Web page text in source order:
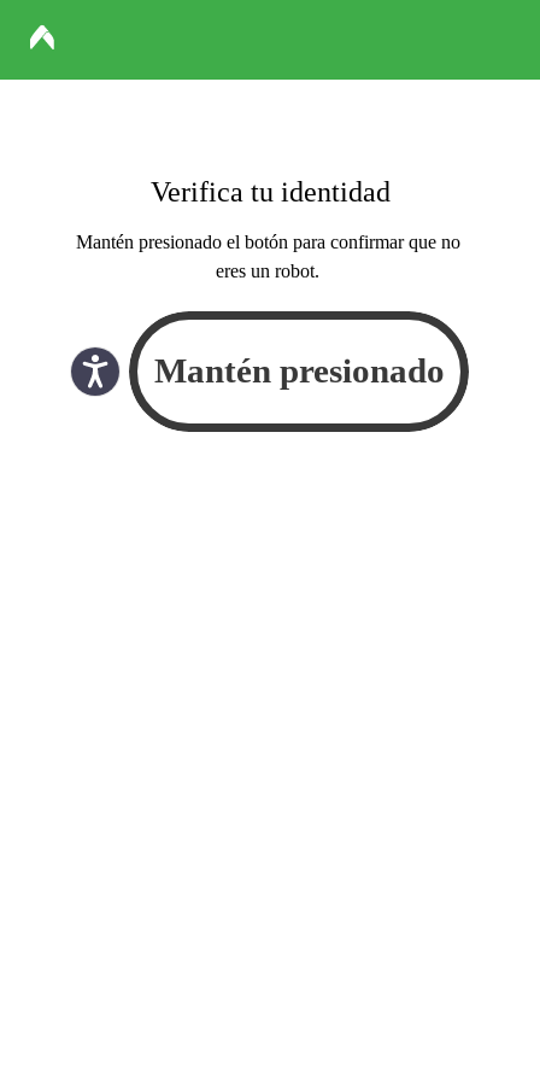
Verifica tu identidad
Mantén presionado el botón para confirmar que no
eres un robot.